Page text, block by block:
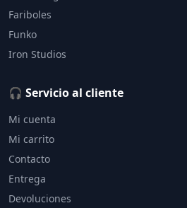
Fariboles
Funko
Iron Studios
🎧 Servicio al cliente
Mi cuenta
Mi carrito
Contacto
Entrega
Devoluciones